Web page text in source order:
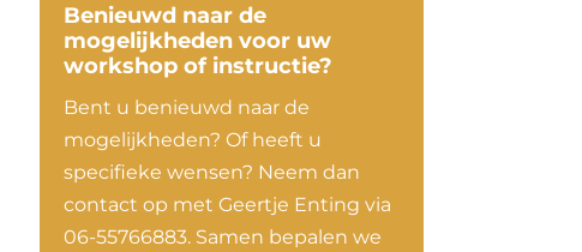
Benieuwd naar de
mogelijkheden voor uw
workshop of instructie?
Bent u benieuwd naar de
mogelijkheden? Of heeft u
specifieke wensen? Neem dan
contact op met Geertje Enting via
06-55766883. Samen bepalen we